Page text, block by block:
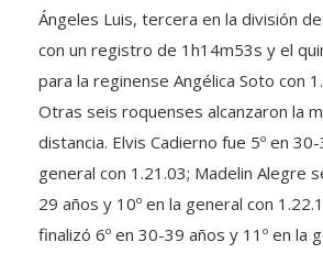
Ángeles Luis, tercera en la división
con un registro de 1h14m53s y el
para la reginense Angélica Soto con
Otras seis roquenses alcanzaron la
distancia. Elvis Cadierno fue 5º en
general con 1.21.03; Madelin Alegre
29 años y 10º en la general con
finalizó 6º en 30-39 años y 11º en la